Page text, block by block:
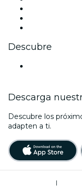
Descubre
Descarga
Descubre los
adapten a ti.
|